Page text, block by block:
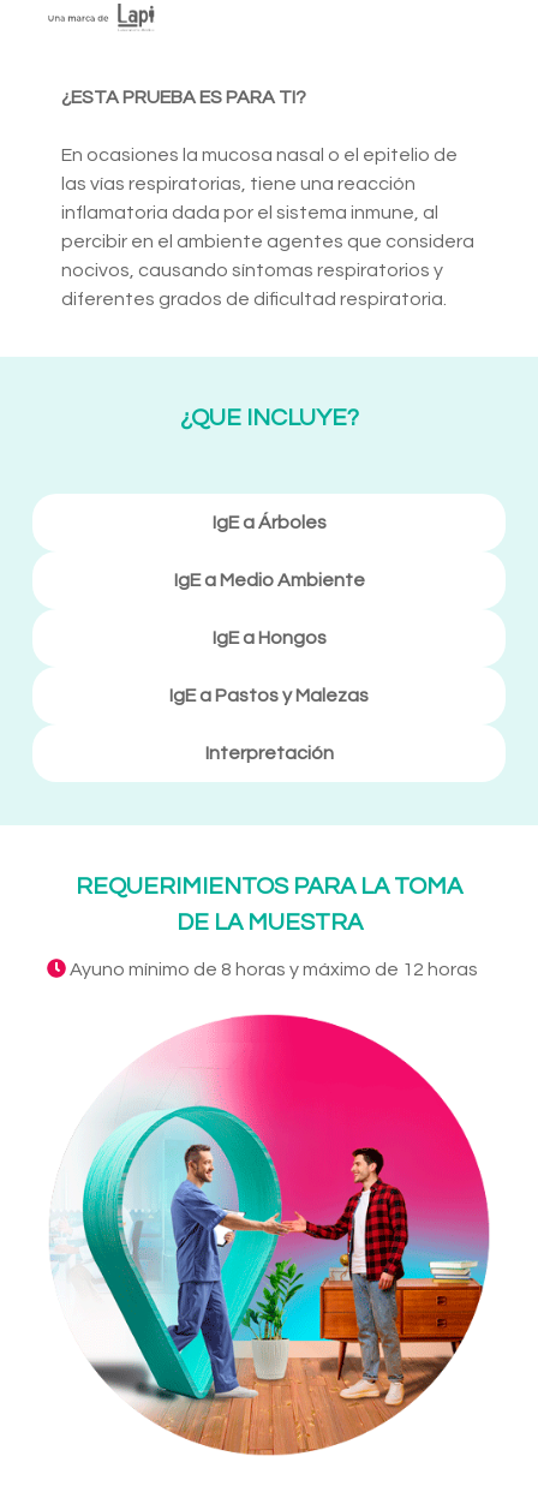
¿ESTA PRUEBA ES PARA TI?
En ocasiones la mucosa nasal o el epitelio de
las vías respiratorias, tiene una reacción
inflamatoria dada por el sistema inmune, al
percibir en el ambiente agentes que considera
nocivos, causando síntomas respiratorios y
diferentes grados de dificultad respiratoria.
¿QUE INCLUYE?
IgE a Árboles
IgE a Medio Ambiente
IgE a Hongos
IgE a Pastos y Malezas
Interpretación
REQUERIMIENTOS PARA LA TOMA
DE LA MUESTRA
Ayuno mínimo de 8 horas y máximo de 12 horas